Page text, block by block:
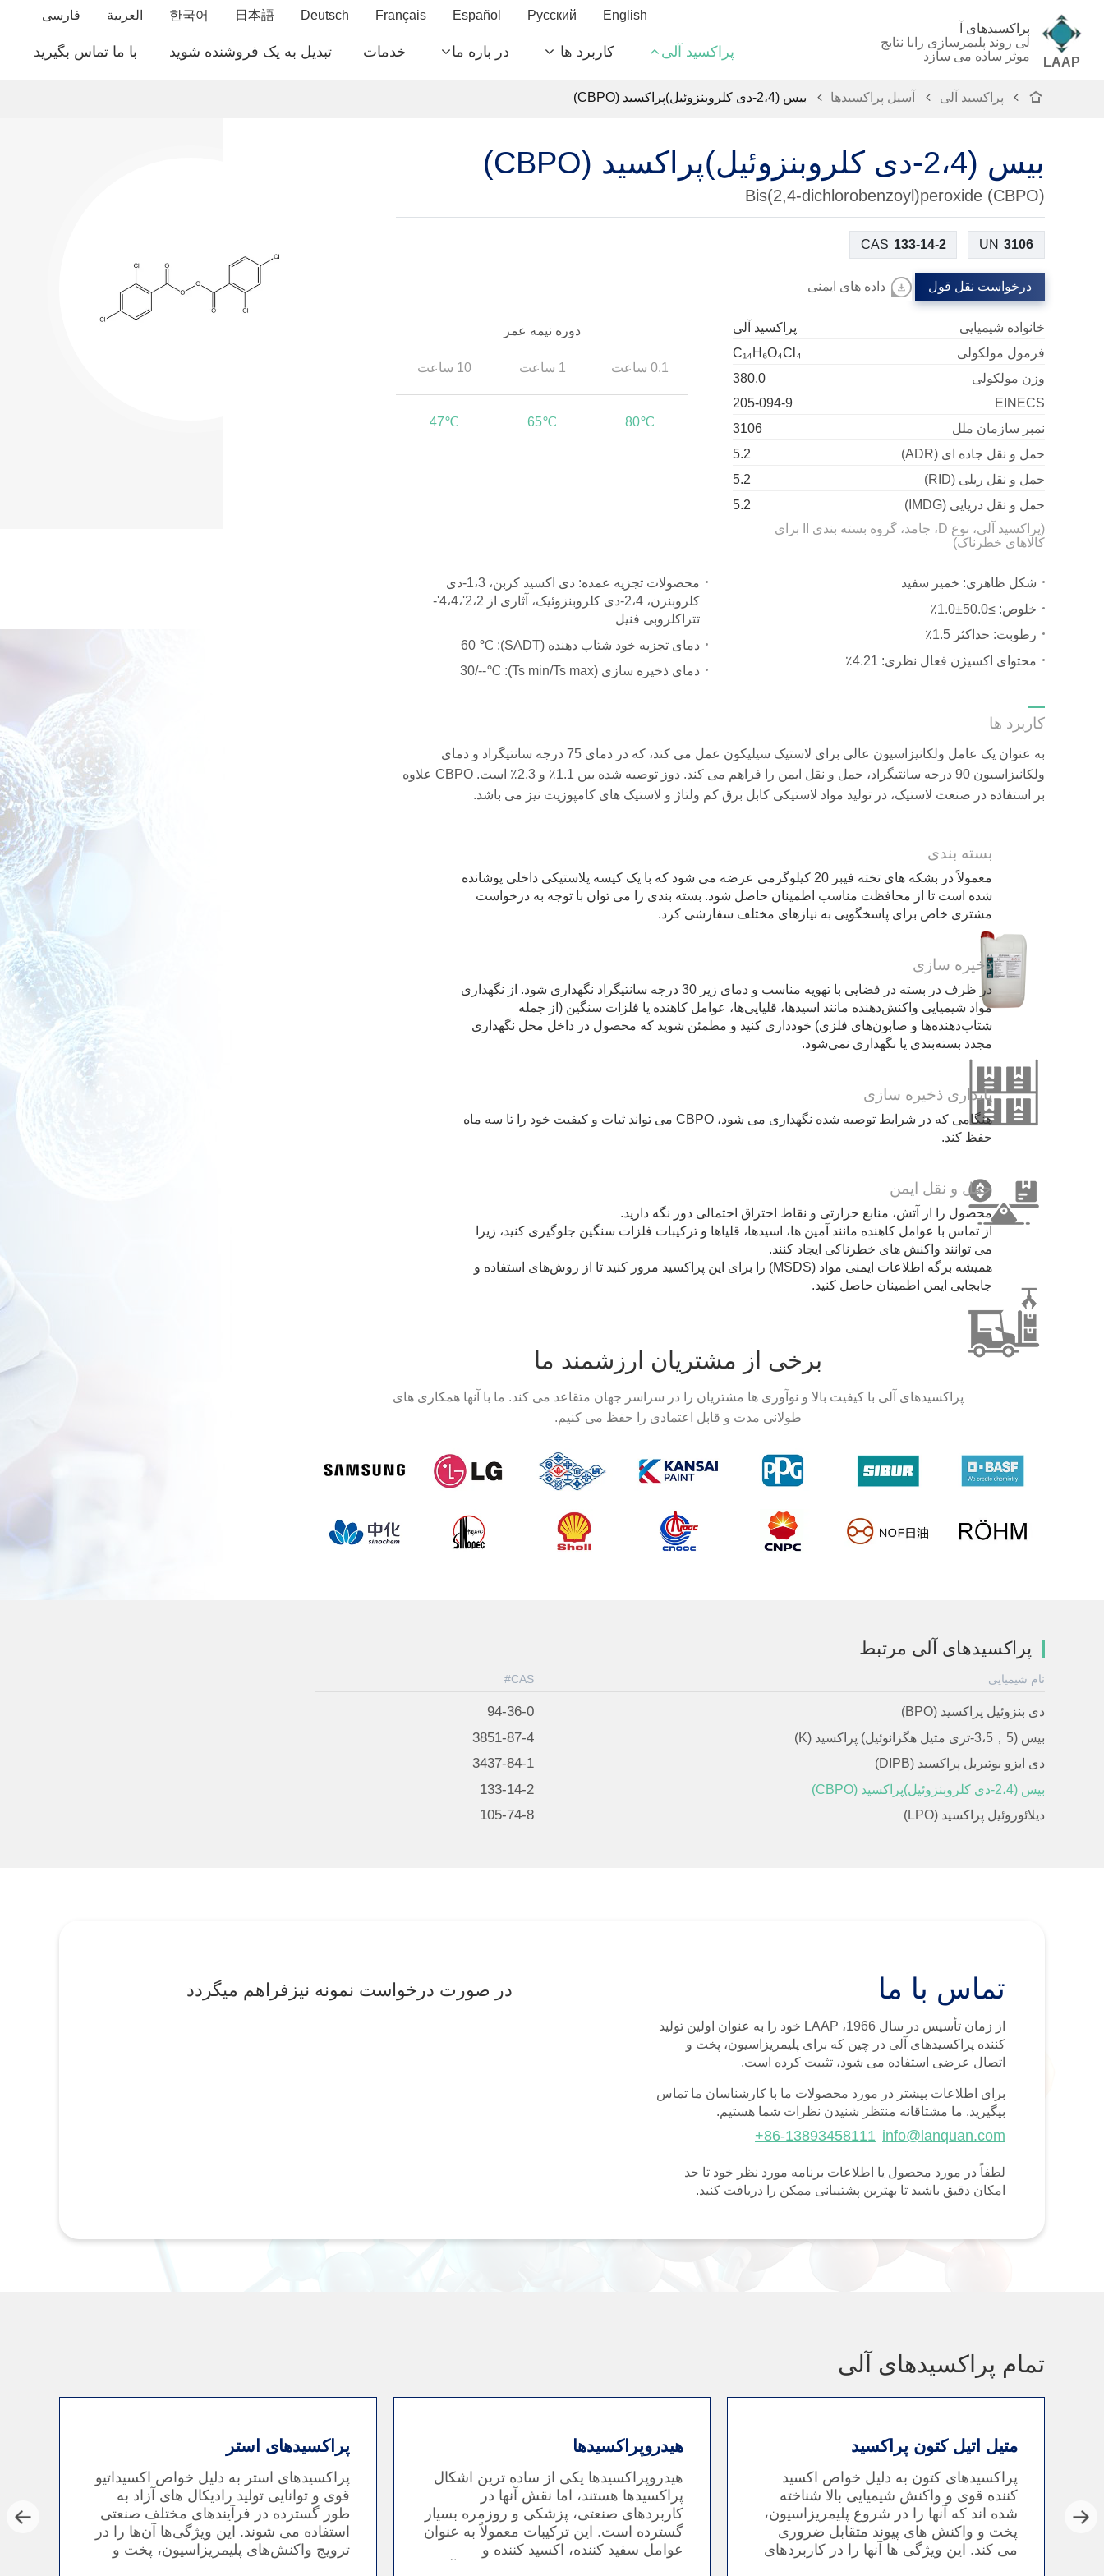
LAAP
پراکسیدهای آ
لی روند پلیمرسازی رابا نتایج
موثر ساده می سازد
English
Русский
Español
Français
Deutsch
日本語
한국어 العربية فارسی
پراکسید آلی کاربرد ها در باره ما خدمات تبدیل به یک فروشنده شوید با ما تماس بگیرید
پراکسید آلی آسیل پراکسیدها بیس (2،4-دی کلروبنزوئیل)پراکسید (CBPO)
بیس (2،4-دی کلروبنزوئیل)پراکسید (CBPO)
Bis(2,4-dichlorobenzoyl)peroxide (CBPO)
CAS 133-14-2 UN 3106
درخواست نقل قول داده های ایمنی
خانواده شیمیایی
پراکسید آلی
فرمول مولکولی
C₁₄H₆O₄Cl₄
وزن مولکولی
380.0
EINECS
205-094-9
نمبر سازمان ملل
3106
حمل و نقل جاده ای (ADR)
5.2
حمل و نقل ریلی (RID)
5.2
حمل و نقل دریایی (IMDG)
5.2
(پراکسید آلی، نوع D، جامد، گروه بسته بندی II برای
کالاهای خطرناک)
دوره نیمه عمر
0.1 ساعت
80℃
1 ساعت
65℃
10 ساعت
47℃
شکل ظاهری: خمیر سفید
خلوص: ≥50.0±1.0٪
رطوبت: حداکثر 1.5٪
محتوای اکسیژن فعال نظری: 4.21٪
محصولات تجزیه عمده: دی اکسید کربن، 1،3-دی
کلروبنزن، 2،4-دی کلروبنزوئیک، آثاری از 2،2'،4،4'-
تتراکلروبی فنیل
دمای تجزیه خود شتاب دهنده (SADT):
60 ℃
دمای ذخیره سازی (Ts min/Ts max):
30/--℃
کاربرد ها
به عنوان یک عامل ولکانیزاسیون عالی برای لاستیک سیلیکون عمل می کند، که در دمای 75 درجه سانتیگراد و دمای
ولکانیزاسیون 90 درجه سانتیگراد، حمل و نقل ایمن را فراهم می کند. دوز توصیه شده بین 1.1٪ و 2.3٪ است. CBPO علاوه
بر استفاده در صنعت لاستیک، در تولید مواد لاستیکی کابل برق کم ولتاژ و لاستیک های کامپوزیت نیز می باشد.
بسته بندی
معمولاً در بشکه های تخته فیبر 20 کیلوگرمی عرضه می شود که با یک کیسه پلاستیکی داخلی پوشانده
شده است تا از محافظت مناسب اطمینان حاصل شود. بسته بندی را می توان با توجه به درخواست
مشتری خاص برای پاسخگویی به نیازهای مختلف سفارشی کرد.
ذخیره سازی
در ظرف در بسته در فضایی با تهویه مناسب و دمای زیر 30 درجه سانتیگراد نگهداری شود. از نگهداری
مواد شیمیایی واکنش‌دهنده مانند اسیدها، قلیایی‌ها، عوامل کاهنده یا فلزات سنگین (از جمله
شتاب‌دهنده‌ها و صابون‌های فلزی) خودداری کنید و مطمئن شوید که محصول در داخل محل نگهداری
مجدد بسته‌بندی یا نگهداری نمی‌شود.
پایداری ذخیره سازی
هنگامی که در شرایط توصیه شده نگهداری می شود، CBPO ​​می تواند ثبات و کیفیت خود را تا سه ماه
حفظ کند.
حمل و نقل ایمن
محصول را از آتش، منابع حرارتی و نقاط احتراق احتمالی دور نگه دارید.
از تماس با عوامل کاهنده مانند آمین ها، اسیدها، قلیاها و ترکیبات فلزات سنگین جلوگیری کنید، زیرا
می توانند واکنش های خطرناکی ایجاد کنند.
همیشه برگه اطلاعات ایمنی مواد (MSDS) را برای این پراکسید مرور کنید تا از روش‌های استفاده و
جابجایی ایمن اطمینان حاصل کنید.
برخی از مشتریان ارزشمند ما
پراکسیدهای آلی با کیفیت بالا و نوآوری ها مشتریان را در سراسر جهان متقاعد می کند. ما با آنها همکاری های
طولانی مدت و قابل اعتمادی را حفظ می کنیم.
پراکسیدهای آلی مرتبط
نام شیمیایی CAS#
دی بنزوئیل پراکسید (BPO) 94-36-0
بیس (3،5，5-تری متیل هگزانوئیل) پراکسید (K) 3851-87-4
دی ایزو بوتیریل پراکسید (DIPB) 3437-84-1
بیس (2،4-دی کلروبنزوئیل)پراکسید (CBPO) 133-14-2
دیلائوروئیل پراکسید (LPO) 105-74-8
تماس با ما
از زمان تأسیس در سال 1966، LAAP خود را به عنوان اولین تولید
کننده پراکسیدهای آلی در چین که برای پلیمریزاسیون، پخت و
اتصال عرضی استفاده می شود، تثبیت کرده است.
برای اطلاعات بیشتر در مورد محصولات ما با کارشناسان ما تماس
بیگیرید. ما مشتاقانه منتظر شنیدن نظرات شما هستیم.
info@lanquan.com
+86-13893458111
لطفاً در مورد محصول یا اطلاعات برنامه مورد نظر خود تا حد
امکان دقیق باشید تا بهترین پشتیبانی ممکن را دریافت کنید.
در صورت درخواست نمونه نیزفراهم میگردد
تمام پراکسیدهای آلی
پراکسیدهای استر
پراکسیدهای استر به دلیل خواص اکسیداتیو
قوی و توانایی تولید رادیکال های آزاد به
طور گسترده در فرآیندهای مختلف صنعتی
استفاده می شوند. این ویژگی‌ها آن‌ها را در
ترویج واکنش‌های پلیمریزاسیون، پخت و
هیدروپراکسیدها
هیدروپراکسیدها یکی از ساده ترین اشکال
پراکسیدها هستند، اما نقش آنها در
کاربردهای صنعتی، پزشکی و روزمره بسیار
گسترده است. این ترکیبات معمولاً به عنوان
عوامل سفید کننده، اکسید کننده و
متیل اتیل کتون پراکسید
پراکسیدهای کتون به دلیل خواص اکسید
کننده قوی و واکنش شیمیایی بالا شناخته
شده اند که آنها را در شروع پلیمریزاسیون،
پخت و واکنش های پیوند متقابل ضروری
می کند. این ویژگی ها آنها را در کاربردهای